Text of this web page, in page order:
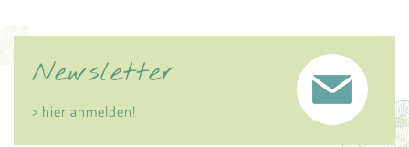
Newsletter
> hier anmelden!